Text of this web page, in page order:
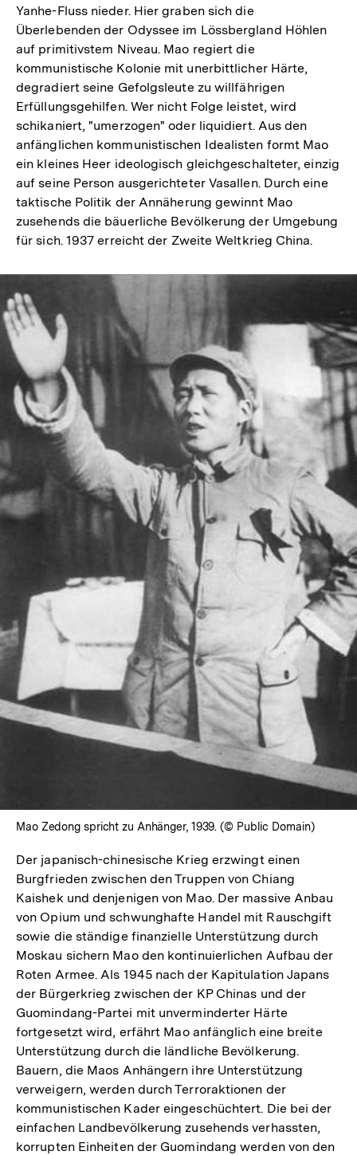
Yanhe-Fluss nieder. Hier graben sich die
Überlebenden der Odyssee im Lössbergland Höhlen
auf primitivstem Niveau. Mao regiert die
kommunistische Kolonie mit unerbittlicher Härte,
degradiert seine Gefolgsleute zu willfährigen
Erfüllungsgehilfen. Wer nicht Folge leistet, wird
schikaniert, "umerzogen" oder liquidiert. Aus den
anfänglichen kommunistischen Idealisten formt Mao
ein kleines Heer ideologisch gleichgeschalteter, einzig
auf seine Person ausgerichteter Vasallen. Durch eine
taktische Politik der Annäherung gewinnt Mao
zusehends die bäuerliche Bevölkerung der Umgebung
für sich. 1937 erreicht der Zweite Weltkrieg China.
Lightbox
öffnen
Mao Zedong spricht zu Anhänger, 1939. (© Public Domain)
Der japanisch-chinesische Krieg erzwingt einen
Burgfrieden zwischen den Truppen von Chiang
Kaishek und denjenigen von Mao. Der massive Anbau
von Opium und schwunghafte Handel mit Rauschgift
sowie die ständige finanzielle Unterstützung durch
Moskau sichern Mao den kontinuierlichen Aufbau der
Roten Armee. Als 1945 nach der Kapitulation Japans
der Bürgerkrieg zwischen der KP Chinas und der
Guomindang-Partei mit unverminderter Härte
fortgesetzt wird, erfährt Mao anfänglich eine breite
Unterstützung durch die ländliche Bevölkerung.
Bauern, die Maos Anhängern ihre Unterstützung
verweigern, werden durch Terroraktionen der
kommunistischen Kader eingeschüchtert. Die bei der
einfachen Landbevölkerung zusehends verhassten,
korrupten Einheiten der Guomindang werden von den